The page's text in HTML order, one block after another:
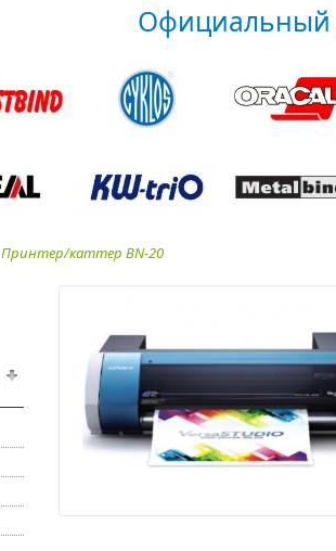
Официальный
Принтер/каттер BN-20